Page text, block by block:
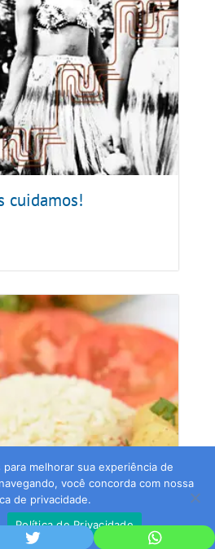
cuidamos!
melhorar sua experiência de
você concorda com nossa
de privacidade.
Política de Privacidade